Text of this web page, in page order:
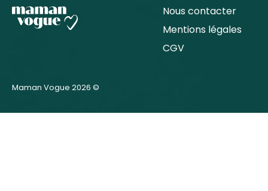
Nous contacter
Mentions légales
CGV
Maman Vogue 2026 ©